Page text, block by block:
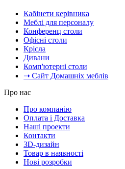
Кабінети керівника
Меблі для персоналу
Конференц столи
Офісні столи
Крісла
Дивани
Комп'ютерні столи
➝ Сайт Домашніх меблів
Про нас
Про компанію
Оплата і Доставка
Наші проекти
Контакти
3D-дизайн
Товар в наявності
Нові розробки